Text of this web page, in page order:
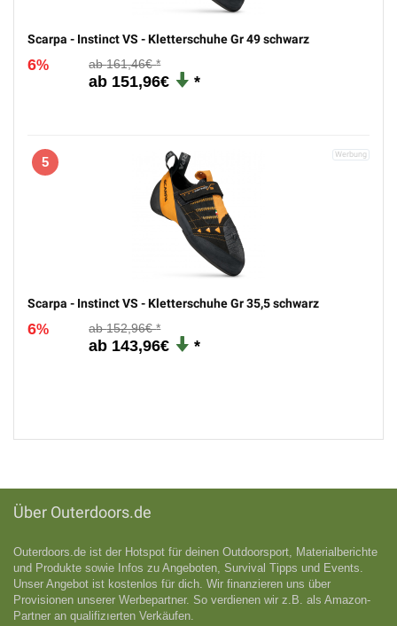
Scarpa - Instinct VS - Kletterschuhe Gr 49 schwarz
6% 161,46€
151,96€
5
Scarpa - Instinct VS - Kletterschuhe Gr 35,5 schwarz
6% 152,96€
143,96€
Über Outerdoors.de
Outerdoors.de ist der Hotspot für deinen Outdoorsport, Materialberichte
und Produkte sowie Infos zu Angeboten, Survival Tipps und Events.
Unser Angebot ist kostenlos für dich. Wir finanzieren uns über
Provisionen unserer Werbepartner. So verdienen wir z.B. als Amazon-
Partner an qualifizıerten Verkäufen.